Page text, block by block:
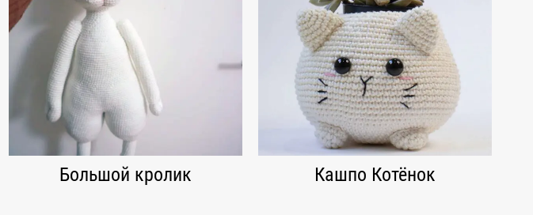
Большой кролик Кашпо Котёнок